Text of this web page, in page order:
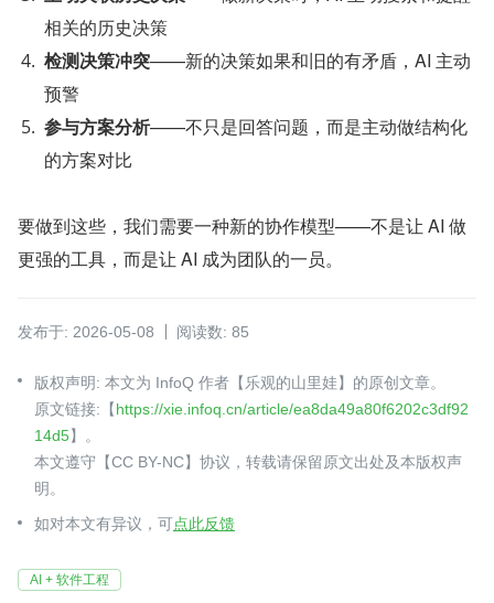
相关的历史决策
检测决策冲突——新的决策如果和旧的有矛盾，AI 主动
预警
参与方案分析——不只是回答问题，而是主动做结构化
的方案对比
要做到这些，我们需要一种新的协作模型——不是让 AI 做
更强的工具，而是让 AI 成为团队的一员。
发布于: 2026-05-08 阅读数: 85
版权声明: 本文为 InfoQ 作者【乐观的山里娃】的原创文章。
原文链接:【https://xie.infoq.cn/article/ea8da49a80f6202c3df92
14d5】。
本文遵守【CC BY-NC】协议，转载请保留原文出处及本版权声
明。
如对本文有异议，可点此反馈
AI + 软件工程